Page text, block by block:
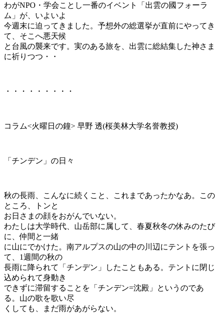
わがNPO・学会ことし一番のイベント「出雲の國フォーラ
ム」が、いよいよ
今週末に迫ってきました。予想外の総選挙が直前にやってき
て、そこへ悪天候
と台風の襲来です。実のある旅を、出雲に総結集した神さま
に祈りつつ・・
・・・・・・・・・
コラム<火曜日の鐘> 早野 透(桜美林大学名誉教授)
「チンデン」の日々
秋の長雨、こんなに続くこと、これまであったかなあ。この
ところ、トンと
お日さまの顔をおがんでいない。
わたしは大学時代、山岳部に属して、春夏秋冬の休みのたび
に、仲間と一緒
に山にでかけた。南アルプスの山の中の川辺にテントを張っ
て、1週間の秋の
長雨に降られて「チンデン」したこともある。テントに閉じ
込められて身動き
できずに滞留することを「チンデン=沈殿」というのであ
る。山の歌を歌い尽
くしても、まだ雨があがらない。